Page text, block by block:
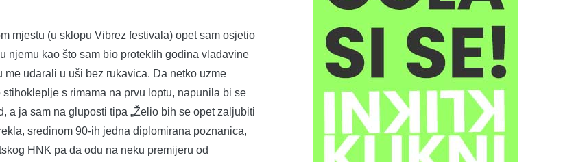
(u sklopu Vibrez festivala) opet sam osjetio
njemu kao što sam bio proteklih godina vladavine
udarali u uši bez rukavica. Da netko uzme
s rimama na prvu loptu, napunila bi se
a ja sam na gluposti tipa „Želio bih se opet zaljubiti
sredinom 90-ih jedna diplomirana poznanica,
HNK pa da odu na neku premijeru od